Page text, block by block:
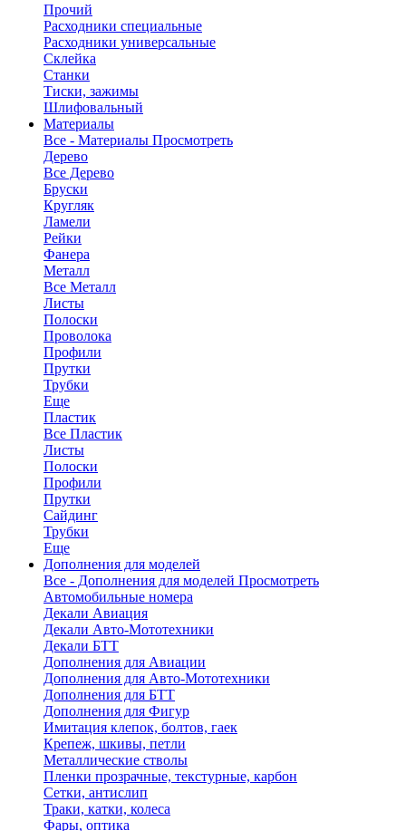
Прочий
Расходники специальные
Расходники универсальные
Склейка
Станки
Тиски, зажимы
Шлифовальный
Материалы
Все - Материалы Просмотреть
Дерево
Все Дерево
Бруски
Кругляк
Ламели
Рейки
Фанера
Металл
Все Металл
Листы
Полоски
Проволока
Профили
Прутки
Трубки
Еще
Пластик
Все Пластик
Листы
Полоски
Профили
Прутки
Сайдинг
Трубки
Еще
Дополнения для моделей
Все - Дополнения для моделей Просмотреть
Автомобильные номера
Декали Авиация
Декали Авто-Мототехники
Декали БТТ
Дополнения для Авиации
Дополнения для Авто-Мототехники
Дополнения для БТТ
Дополнения для Фигур
Имитация клепок, болтов, гаек
Крепеж, шкивы, петли
Металлические стволы
Пленки прозрачные, текстурные, карбон
Сетки, антислип
Траки, катки, колеса
Фары, оптика